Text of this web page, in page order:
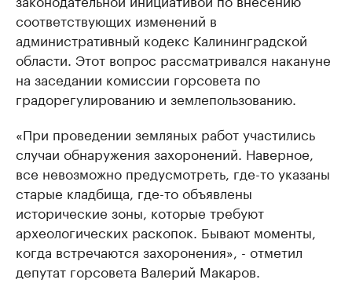
соответствующих изменений в
административный кодекс Калининградской
области. Этот вопрос рассматривался накануне
на заседании комиссии горсовета по
градорегулированию и землепользованию.
«При проведении земляных работ участились
случаи обнаружения захоронений. Наверное,
все невозможно предусмотреть, где-то указаны
старые кладбища, где-то объявлены
исторические зоны, которые требуют
археологических раскопок. Бывают моменты,
когда встречаются захоронения», - отметил
депутат горсовета Валерий Макаров.